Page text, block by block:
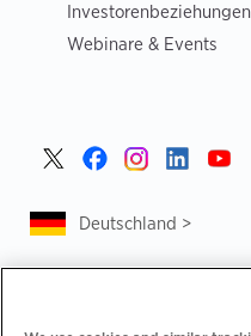
Investorenbeziehungen
Webinare & Events
Deutschland >